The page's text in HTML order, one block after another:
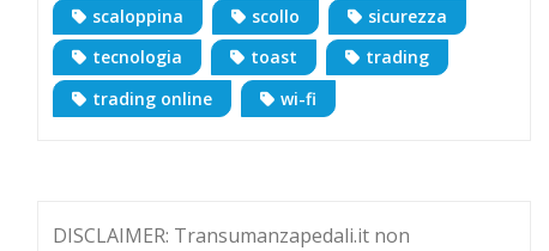
scaloppina
scollo
sicurezza
tecnologia
toast
trading
trading online
wi-fi
DISCLAIMER: Transumanzapedali.it non